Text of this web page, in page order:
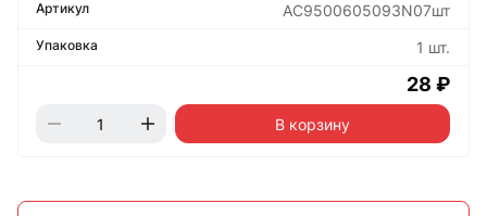
АС9500605093N07шт
1 шт.
28 ₽
В корзину